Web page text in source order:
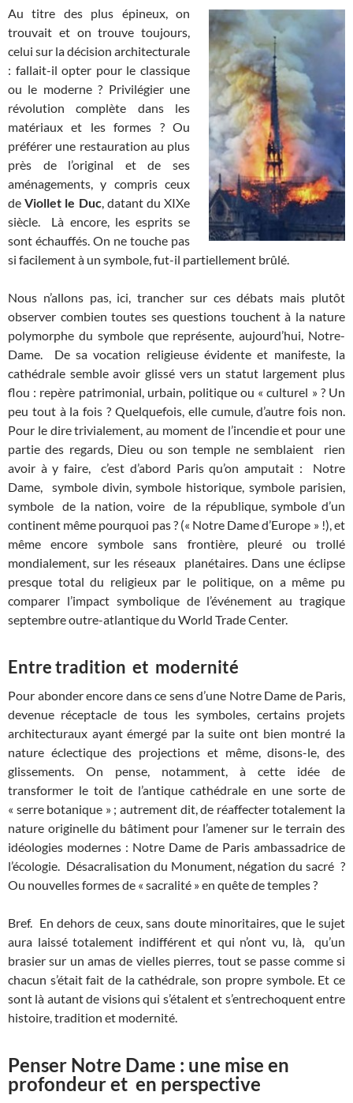
Au titre des plus épineux, on
trouvait et on trouve toujours,
celui sur la décision architecturale
: fallait-il opter pour le classique
ou le moderne ? Privilégier une
révolution complète dans les
matériaux et les formes ? Ou
préférer une restauration au plus
près de l’original et de ses
aménagements, y compris ceux
deViollet le Duc, datant du XIXe
siècle. Là encore, les esprits se
sont échauffés. On ne touche pas
si facilement à un symbole, fut-il partiellement brûlé.
Nous n’allons pas, ici, trancher sur ces débats mais plutôt
observer combien toutes ses questions touchent à la nature
polymorphe du symbole que représente, aujourd’hui, Notre-
Dame. De sa vocation religieuse évidente et manifeste, la
cathédrale semble avoir glissé vers un statut largement plus
flou : repère patrimonial, urbain, politique ou « culturel » ? Un
peu tout à la fois ? Quelquefois, elle cumule, d’autre fois non.
Pour le dire trivialement, au moment de l’incendie et pour une
partie des regards, Dieu ou son temple ne semblaient rien
avoir à y faire, c’est d’abord Paris qu’on amputait : Notre
Dame, symbole divin, symbole historique, symbole parisien,
symbole de la nation, voire de la république, symbole d’un
continent même pourquoi pas ? (« Notre Dame d’Europe » !), et
même encore symbole sans frontière, pleuré ou trollé
mondialement, sur les réseaux planétaires. Dans une éclipse
presque total du religieux par le politique, on a même pu
comparer l’impact symbolique de l’événement au tragique
septembre outre-atlantique du World Trade Center.
Entre tradition et modernité
Pour abonder encore dans ce sens d’une Notre Dame de Paris,
devenue réceptacle de tous les symboles, certains projets
architecturaux ayant émergé par la suite ont bien montré la
nature éclectique des projections et même, disons-le, des
glissements. On pense, notamment, à cette idée de
transformer le toit de l’antique cathédrale en une sorte de
« serre botanique » ; autrement dit, de réaffecter totalement la
nature originelle du bâtiment pour l’amener sur le terrain des
idéologies modernes : Notre Dame de Paris ambassadrice de
l’écologie. Désacralisation du Monument, négation du sacré ?
Ou nouvelles formes de « sacralité » en quête de temples ?
Bref. En dehors de ceux, sans doute minoritaires, que le sujet
aura laissé totalement indifférent et qui n’ont vu, là, qu’un
brasier sur un amas de vielles pierres, tout se passe comme si
chacun s’était fait de la cathédrale, son propre symbole. Et ce
sont là autant de visions qui s’étalent et s’entrechoquent entre
histoire, tradition et modernité.
Penser Notre Dame : une mise en
profondeur et en perspective